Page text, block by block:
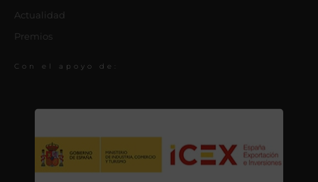
Actualidad
Premios
Con el apoyo de: